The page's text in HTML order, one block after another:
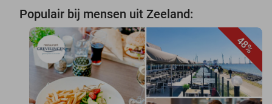
Populair bij mensen uit Zeeland:
48%